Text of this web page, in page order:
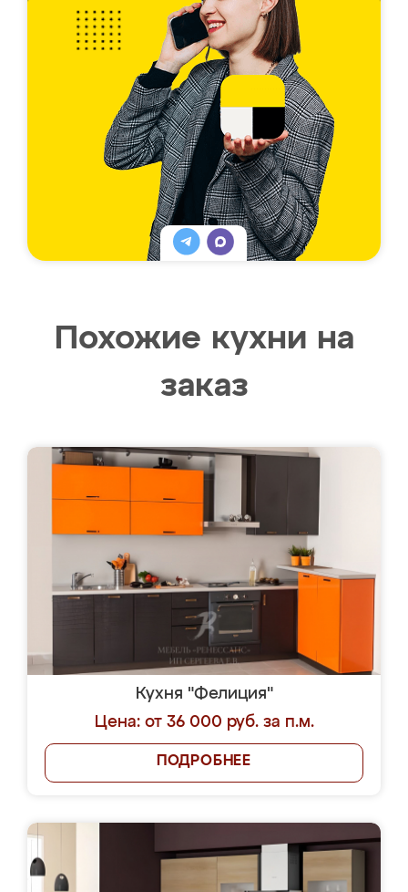
Похожие кухни на
заказ
Кухня "Фелиция"
Цена: от 36 000 руб. за п.м.
ПОДРОБНЕЕ